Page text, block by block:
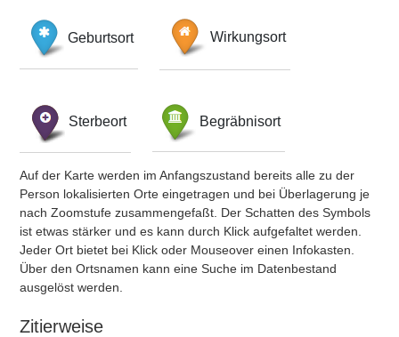
Geburtsort Wirkungsort
Sterbeort Begräbnisort
Auf der Karte werden im Anfangszustand bereits alle zu der
Person lokalisierten Orte eingetragen und bei Überlagerung je
nach Zoomstufe zusammengefaßt. Der Schatten des Symbols
ist etwas stärker und es kann durch Klick aufgefaltet werden.
Jeder Ort bietet bei Klick oder Mouseover einen Infokasten.
Über den Ortsnamen kann eine Suche im Datenbestand
ausgelöst werden.
Zitierweise